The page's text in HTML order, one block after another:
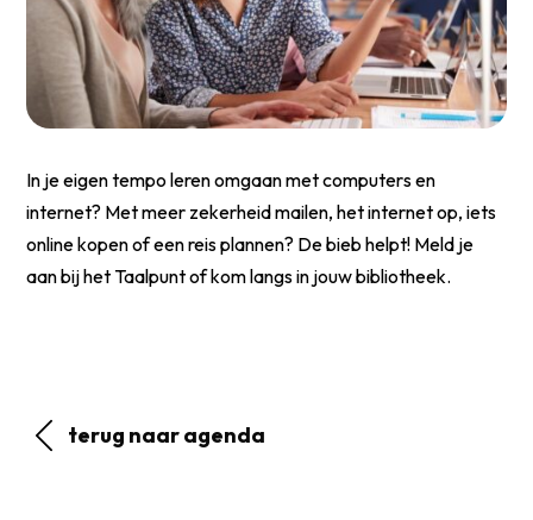
In je eigen tempo leren omgaan met computers en
internet? Met meer zekerheid mailen, het internet op, iets
online kopen of een reis plannen? De bieb helpt! Meld je
aan bij het Taalpunt of kom langs in jouw bibliotheek.
terug naar agenda